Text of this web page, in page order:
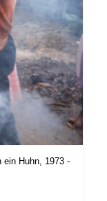
ein Huhn, 1973 -